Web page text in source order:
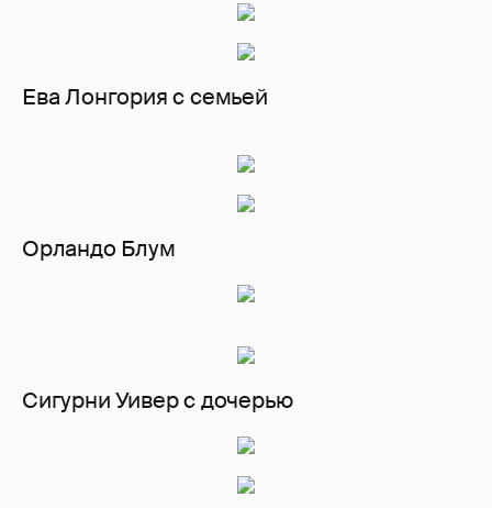
Ева Лонгория с семьей
Орландо Блум
Сигурни Уивер с дочерью